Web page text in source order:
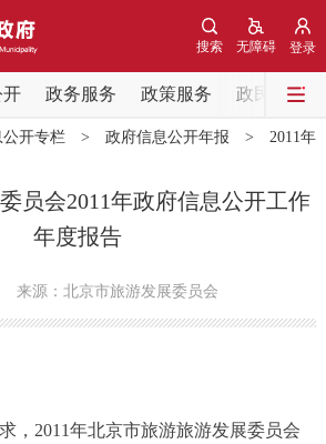
登录
无障碍
搜索
政务服务 政策服务 政民互动
国务院信息 中央部委动态
会议信息 部门动态
开专栏> 政府信息公开年报 > 2011年
员会2011年政府信息公开工作
年度报告
来源：北京市旅游发展委员会
2011年北京市旅游旅游发展委员会